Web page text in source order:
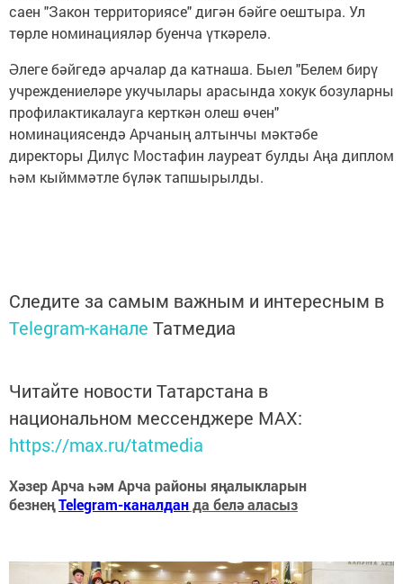
саен "Закон территориясе" дигән бәйге оештыра. Ул
төрле номинацияләр буенча үткәрелә.
Әлеге бәйгедә арчалар да катнаша. Быел "Белем бирү
учреждениеләре укучылары арасында хокук бозуларны
профилактикалауга керткән олеш өчен"
номинациясендә Арчаның алтынчы мәктәбе
директоры Дилүс Мостафин лауреат булды Аңа диплом
һәм кыйммәтле бүләк тапшырылды.
Следите за самым важным и интересным в
Telegram-канале Татмедиа
Читайте новости Татарстана в
национальном мессенджере MАХ:
https://max.ru/tatmedia
Хәзер Арча һәм Арча районы яңалыкларын
безнеңTelegram-каналданда белә аласыз